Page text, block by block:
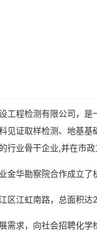
工程检测有限公司，
见证取样检测、地基
行业骨干企业,并在市政
金华勘察院合作成立了
区江虹南路，总面积达
需求，向社会招聘化学